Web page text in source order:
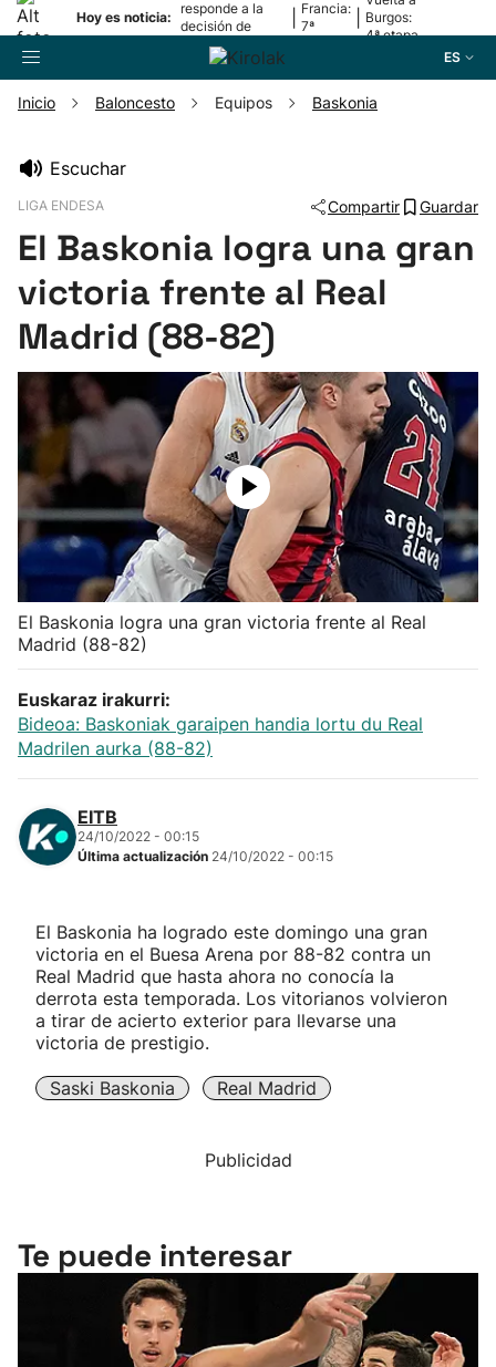
Hoy es noticia:
responde a la
decisión de
Oriamendi
Francia:
7ª
Burgos:
4ª etapa
ES
Pelota
Remo
Baloncesto
Ciclismo
Herri-kirolak
Balonmano
Kirolak 360
Atletismo
Carreras de montaña
Más deportes
Inicio Baloncesto Equipos Baskonia
Escuchar
LIGA ENDESA Compartir Guardar
El Baskonia logra una gran
victoria frente al Real
Madrid (88-82)
El Baskonia logra una gran victoria frente al Real
Madrid (88-82)
Euskaraz irakurri:
Bideoa: Baskoniak garaipen handia lortu du Real
Madrilen aurka (88-82)
EITB
24/10/2022 - 00:15
Última actualización 24/10/2022 - 00:15
El Baskonia ha logrado este domingo una gran
victoria en el Buesa Arena por 88-82 contra un
Real Madrid que hasta ahora no conocía la
derrota esta temporada. Los vitorianos volvieron
a tirar de acierto exterior para llevarse una
victoria de prestigio.
Saski Baskonia Real Madrid
Publicidad
Te puede interesar